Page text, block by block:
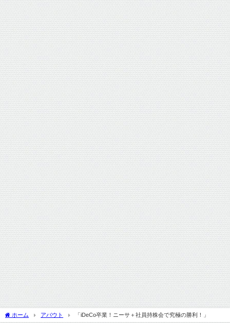
ホーム アバウト 「iDeCo卒業！ニーサ＋社員持株会で究極の勝利！」